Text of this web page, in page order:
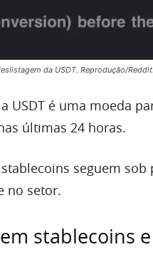
da USDT. Reprodução/Reddit.
USDT é uma moeda
últimas 24 horas.
seguem
no setor.
stablecoins